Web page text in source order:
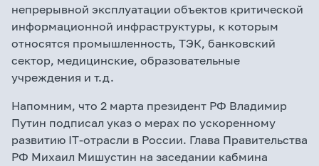
непрерывной эксплуатации объектов критической
информационной инфраструктуры, к которым
относятся промышленность, ТЭК, банковский
сектор, медицинские, образовательные
учреждения и т.д.
Напомним, что 2 марта президент РФ Владимир
Путин подписал указ о мерах по ускоренному
развитию IТ-отрасли в России. Глава Правительства
РФ Михаил Мишустин на заседании кабмина